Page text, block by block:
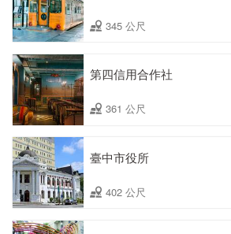
345 公尺
第四信用合作社
361 公尺
臺中市役所
402 公尺